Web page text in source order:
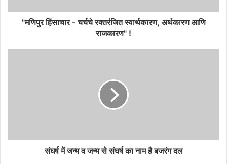
"मणिपुर हिंसाचार - चर्चचे रक्तरंजित स्वार्थकारण, अर्थकारण आणि
राजकारण" !
संघर्ष में जन्म व जन्म से संघर्ष का नाम है बजरंग दल